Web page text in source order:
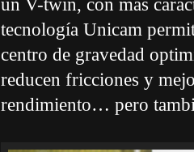
un V-twin, con más
tecnología Unicam
centro de gravedad
reducen fricciones y
rendimiento… pero